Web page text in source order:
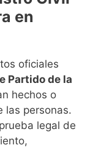
en
oficiales
Partido de la
hechos o
las personas.
legal de